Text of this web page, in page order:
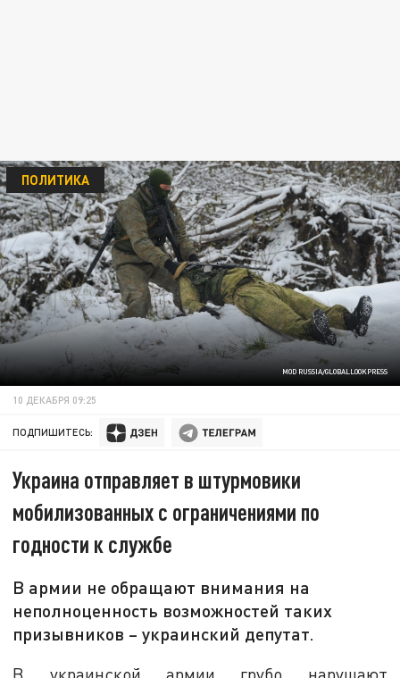
MOD RUSSIA/GLOBALLOOKPRESS
ПОЛИТИКА
10 ДЕКАБРЯ 09:25
ПОДПИШИТЕСЬ:
Украина отправляет в штурмовики
мобилизованных с ограничениями по
годности к службе
В армии не обращают внимания на
неполноценность возможностей таких
призывников – украинский депутат.
В украинской армии грубо нарушают